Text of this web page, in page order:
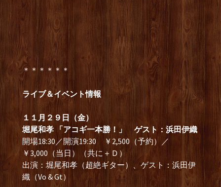
＊＊＊＊＊＊
ライブ＆イベント情報
１１月２９日（金）
堀尾和孝 「アコギ一本勝！」 ゲスト：浜田伊織
開場18:30／開演19:30 ￥2,500（予約）／
￥3,000（当日）（共に＋Ｄ）
出演：堀尾和孝（超絶ギター）、ゲスト：浜田伊
織（Vo & Gt）